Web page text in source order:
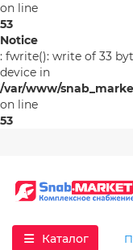
on line
53
Notice
: fwrite(): write of 33
device in
/var/www/
on line
53
Каталог